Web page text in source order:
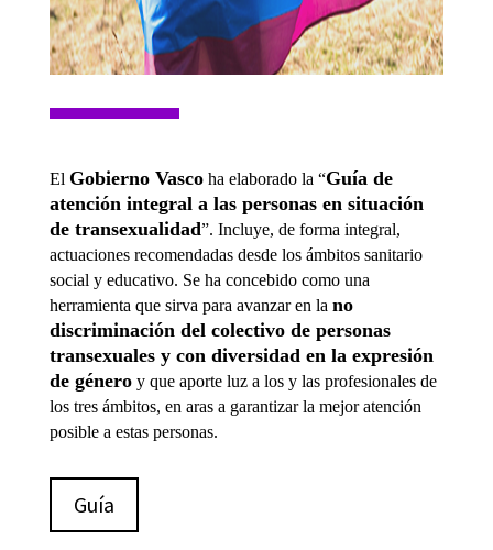
El Gobierno Vascoha elaborado la “Guía de
atención integral a las personas en situación
de transexualidad”. Incluye, de forma integral,
actuaciones recomendadas desde los ámbitos sanitario
social y educativo. Se ha concebido como una
herramienta que sirva para avanzar en la no
discriminación del colectivo de personas
transexuales y con diversidad en la expresión
de géneroy que aporte luz a los y las profesionales de
los tres ámbitos, en aras a garantizar la mejor atención
posible a estas personas.
Guía